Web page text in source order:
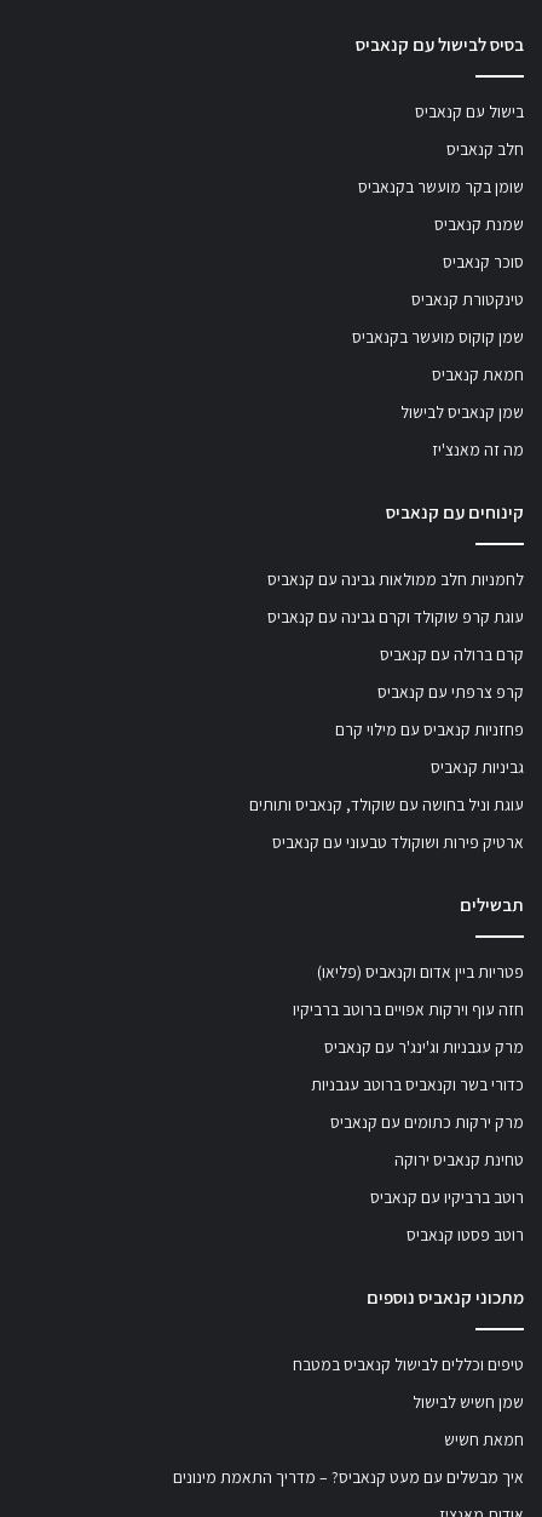
בסיס לבישול עם קנאביס
בישול עם קנאביס
חלב קנאביס
שומן בקר מועשר בקנאביס
שמנת קנאביס
סוכר קנאביס
טינקטורת קנאביס
שמן קוקוס מועשר בקנאביס
חמאת קנאביס
שמן קנאביס לבישול
מה זה מאנצ'יז
קינוחים עם קנאביס
לחמניות חלב ממולאות גבינה עם קנאביס
עוגת קרפ שוקולד וקרם גבינה עם קנאביס
קרם ברולה עם קנאביס
קרפ צרפתי עם קנאביס
פחזניות קנאביס עם מילוי קרם
גביניות קנאביס
עוגת וניל בחושה עם שוקולד, קנאביס ותותים
ארטיק פירות ושוקולד טבעוני עם קנאביס
תבשילים
פטריות ביין אדום וקנאביס (פליאו)
חזה עוף וירקות אפויים ברוטב ברביקיו
מרק עגבניות וג'ינג'ר עם קנאביס
כדורי בשר וקנאביס ברוטב עגבניות
מרק ירקות כתומים עם קנאביס
טחינת קנאביס ירוקה
רוטב ברביקיו עם קנאביס
רוטב פסטו קנאביס
מתכוני קנאביס נוספים
טיפים וכללים לבישול קנאביס במטבח
שמן חשיש לבישול
חמאת חשיש
איך מבשלים עם מעט קנאביס? – מדריך התאמת מינונים